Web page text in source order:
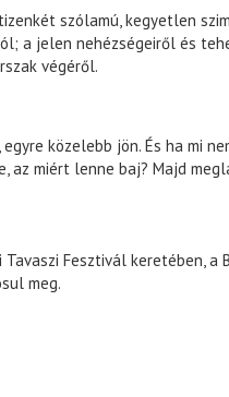
szólamú, kegyetlen
a jelen nehézségeiről és
végéről.
közelebb jön. És ha mi
az miért lenne baj? Majd
Fesztivál keretében, a
meg.